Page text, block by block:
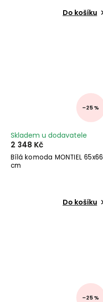
Do košíku
–25 %
Bílá komoda MONTIEL 65x66
cm
Skladem u dodavatele
2 348 Kč
Do košíku
–25 %